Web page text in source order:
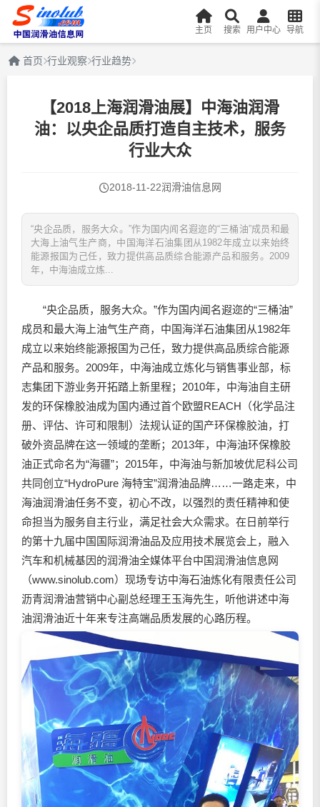
主页 搜索 用户中心 导航
首页 行业观察 行业趋势
【2018上海润滑油展】中海油润滑
油：以央企品质打造自主技术，服务
行业大众
2018-11-22润滑油信息网
“央企品质，服务大众。”作为国内闻名遐迩的“三桶油”成员和最
大海上油气生产商，中国海洋石油集团从1982年成立以来始终
能源报国为己任，致力提供高品质综合能源产品和服务。2009
年，中海油成立炼...
“央企品质，服务大众。”作为国内闻名遐迩的“三桶油”
成员和最大海上油气生产商，中国海洋石油集团从1982年
成立以来始终能源报国为己任，致力提供高品质综合能源
产品和服务。2009年，中海油成立炼化与销售事业部，标
志集团下游业务开拓踏上新里程；2010年，中海油自主研
发的环保橡胶油成为国内通过首个欧盟REACH（化学品注
册、评估、许可和限制）法规认证的国产环保橡胶油，打
破外资品牌在这一领域的垄断；2013年，中海油环保橡胶
油正式命名为“海疆”；2015年，中海油与新加坡优尼科公司
共同创立“HydroPure 海特宝”润滑油品牌……一路走来，中
海油润滑油任务不变，初心不改，以强烈的责任精神和使
命担当为服务自主行业，满足社会大众需求。在日前举行
的第十九届中国国际润滑油品及应用技术展览会上，融入
汽车和机械基因的润滑油全媒体平台中国润滑油信息网
（www.sinolub.com）现场专访中海石油炼化有限责任公司
沥青润滑油营销中心副总经理王玉海先生，听他讲述中海
油润滑油近十年来专注高端品质发展的心路历程。